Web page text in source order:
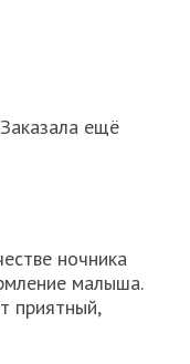
ещё
ночника
малыша.
приятный,